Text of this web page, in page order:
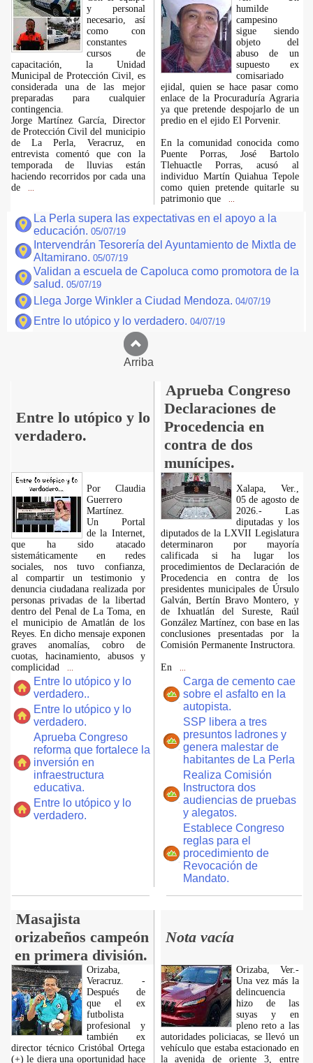
y personal
necesario, así
como con
constantes
cursos de
capacitación, la Unidad
Municipal de Protección Civil, es
considerada una de las mejor
preparadas para cualquier
contingencia.
Jorge Martínez García, Director
de Protección Civil del municipio
de La Perla, Veracruz, en
entrevista comentó que con la
temporada de lluvias están
haciendo recorridos por cada una
de
humilde
campesino
sigue siendo
objeto del
abuso de un
supuesto ex
comisariado
ejidal, quien se hace pasar como
enlace de la Procuraduría Agraria
ya que pretende despojarlo de un
predio en el ejido El Porvenir.
En la comunidad conocida como
Puente Porras, José Bartolo
Tlehuactle Porras, acusó al
individuo Martín Quiahua Tepole
como quien pretende quitarle su
patrimonio que
La Perla supera las expectativas en el apoyo a la
educación. 05/07/19
Intervendrán Tesorería del Ayuntamiento de Mixtla de
Altamirano. 05/07/19
Validan a escuela de Capoluca como promotora de la
salud. 05/07/19
Llega Jorge Winkler a Ciudad Mendoza. 04/07/19
Entre lo utópico y lo verdadero. 04/07/19
Arriba
Entre lo utópico y lo
verdadero.
Aprueba Congreso
Declaraciones de
Procedencia en
contra de dos
munícipes.
Por Claudia
Guerrero
Martínez.
​Un Portal
de la Internet,
que ha sido atacado
sistemáticamente en redes
sociales, nos tuvo confianza,
al compartir un testimonio y
denuncia ciudadana realizada por
personas privadas de la libertad
dentro del Penal de La Toma, en
el municipio de Amatlán de los
Reyes. En dicho mensaje exponen
graves anomalías, cobro de
cuotas, hacinamiento, abusos y
complicidad
Entre lo utópico y lo
verdadero..
Entre lo utópico y lo
verdadero.
Aprueba Congreso
reforma que fortalece la
inversión en
infraestructura
educativa.
Entre lo utópico y lo
verdadero.
Xalapa, Ver.,
05 de agosto de
2026.- Las
diputadas y los
diputados de la LXVII Legislatura
determinaron por mayoría
calificada si ha lugar los
procedimientos de Declaración de
Procedencia en contra de los
presidentes municipales de Úrsulo
Galván, Bertín Bravo Montero, y
de Ixhuatlán del Sureste, Raúl
González Martínez, con base en las
conclusiones presentadas por la
Comisión Permanente Instructora.
En
Carga de cemento cae
sobre el asfalto en la
autopista.
SSP libera a tres
presuntos ladrones y
genera malestar de
habitantes de La Perla
Realiza Comisión
Instructora dos
audiencias de pruebas
y alegatos.
Establece Congreso
reglas para el
procedimiento de
Revocación de
Mandato.
Masajista
orizabeños campeón
en primera división.
Nota vacía
Orizaba,
Veracruz. -
Después de
que el ex
futbolista
profesional y
también ex
director técnico Cristóbal Ortega
(+) le diera una oportunidad hace
Orizaba, Ver.-
Una vez más la
delincuencia
hizo de las
suyas y en
pleno reto a las
autoridades policiacas, se llevó un
vehículo que estaba estacionado en
la avenida de oriente 3, entre